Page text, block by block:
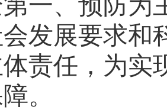
发展要求和
责任，为实
。